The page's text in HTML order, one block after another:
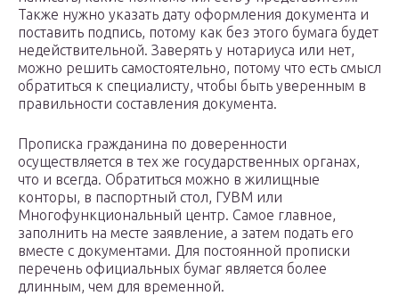
Также нужно указать дату оформления документа и
поставить подпись, потому как без этого бумага будет
недействительной. Заверять у нотариуса или нет,
можно решить самостоятельно, потому что есть смысл
обратиться к специалисту, чтобы быть уверенным в
правильности составления документа.
Прописка гражданина по доверенности
осуществляется в тех же государственных органах,
что и всегда. Обратиться можно в жилищные
конторы, в паспортный стол, ГУВМ или
Многофункциональный центр. Самое главное,
заполнить на месте заявление, а затем подать его
вместе с документами. Для постоянной прописки
перечень официальных бумаг является более
длинным, чем для временной.